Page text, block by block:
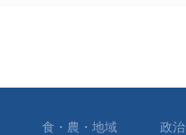
食・農・地域 政